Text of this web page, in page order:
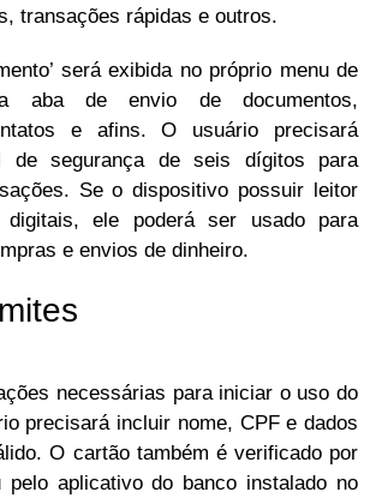
transações rápidas e outros.
será exibida no próprio menu de
aba de envio de documentos,
e afins. O usuário precisará
de segurança de seis dígitos para
Se o dispositivo possuir leitor
digitais, ele poderá ser usado para
e envios de dinheiro.
necessárias para iniciar o uso do
precisará incluir nome, CPF e dados
O cartão também é verificado por
pelo aplicativo do banco instalado no